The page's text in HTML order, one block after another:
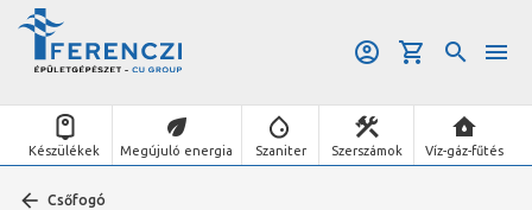
Készülékek Megújuló energia Szaniter Szerszámok Víz-gáz-fűtés
Csőfogó